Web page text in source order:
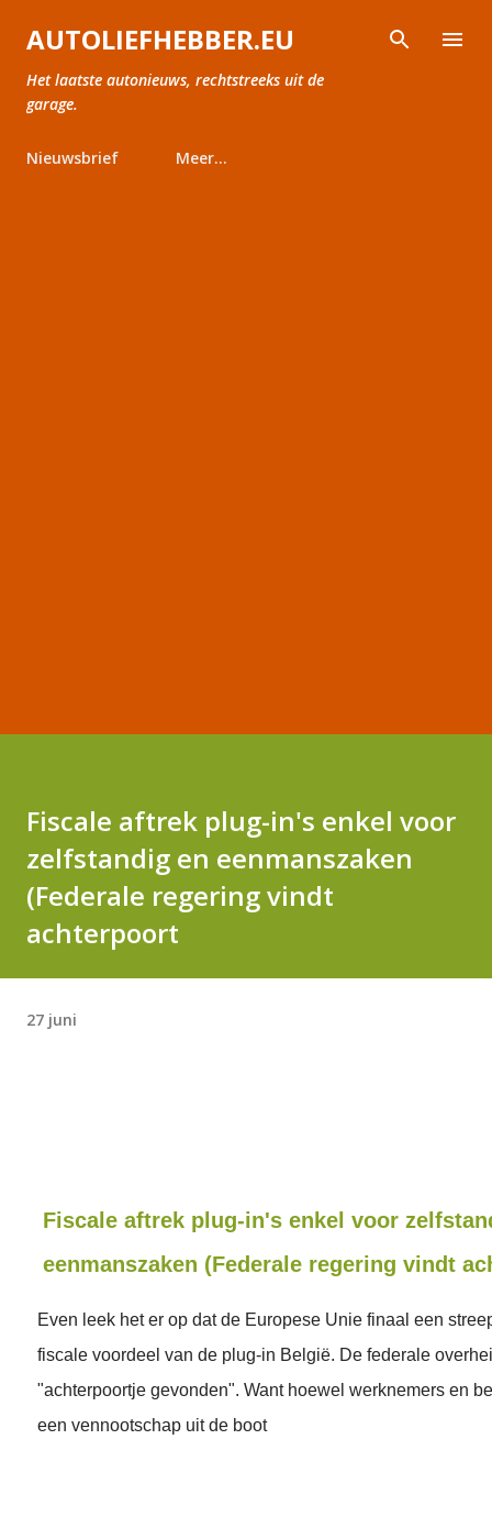
Doorgaan naar hoofdcontent
AUTOLIEFHEBBER.EU
Het laatste autonieuws, rechtstreeks uit de
garage.
Nieuwsbrief Meer…
Fiscale aftrek plug-in's enkel voor
zelfstandig en eenmanszaken
(Federale regering vindt
achterpoort
27 juni
Fiscale aftrek plug-in's enkel voor
eenmanszaken (Federale regering vindt
Even leek het er op dat de Europese Unie finaal een
fiscale voordeel van de plug-in België. De federale
"achterpoortje gevonden". Want hoewel werknemers en
een vennootschap uit de boot